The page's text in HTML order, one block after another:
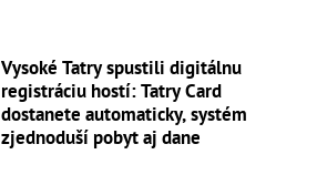
Vysoké Tatry spustili digitálnu
registráciu hostí: Tatry Card
dostanete automaticky, systém
zjednoduší pobyt aj dane